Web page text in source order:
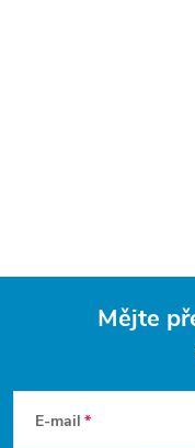
Mějte
E-mail